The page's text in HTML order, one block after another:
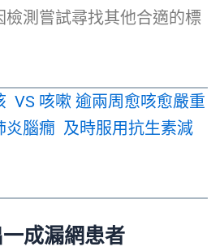
檢測嘗試尋找其他合適的標
VS 咳嗽 逾兩周愈咳愈嚴重
炎腦癇 及時服用抗生素減
成漏網患者